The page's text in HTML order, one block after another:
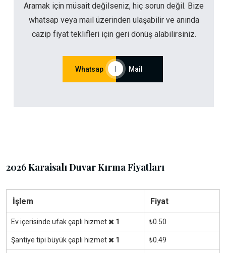
Aramak için müsait değilseniz, hiç sorun değil. Bize
whatsap veya mail üzerinden ulaşabilir ve anında
cazip fiyat teklifleri için geri dönüş alabilirsiniz.
Whatsap | Mail
2026 Karaisalı Duvar Kırma Fiyatları
İşlem Fiyat
Ev içerisinde ufak çaplı hizmet 1 ₺0.50
Şantiye tipi büyük çaplı hizmet 1 ₺0.49